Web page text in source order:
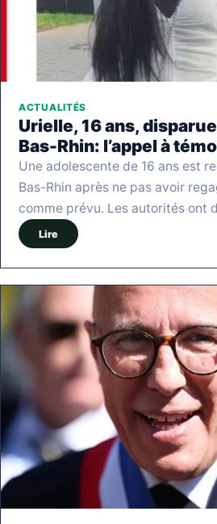
ACTUALITÉS
Urielle, 16 ans,
Bas-Rhin: l’appel à
Une adolescente de 16 ans est
Bas-Rhin après ne pas avoir
comme prévu. Les autorités ont
Lire